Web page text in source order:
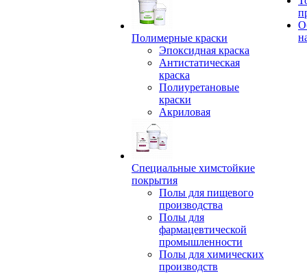
Полимерные краски
Эпоксидная краска
Антистатическая
краска
Полиуретановые
краски
Акриловая
Специальные химстойкие
покрытия
Полы для пищевого
производства
Полы для
фармацевтической
промышленности
Полы для химических
производств